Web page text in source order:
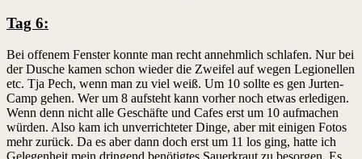
Tag 6:
Bei offenem Fenster konnte man recht annehmlich schlafen. Nur bei
der Dusche kamen schon wieder die Zweifel auf wegen Legionellen
etc. Tja Pech, wenn man zu viel weiß. Um 10 sollte es gen Jurten-
Camp gehen. Wer um 8 aufsteht kann vorher noch etwas erledigen.
Wenn denn nicht alle Geschäfte und Cafes erst um 10 aufmachen
würden. Also kam ich unverrichteter Dinge, aber mit einigen Fotos
mehr zurück. Da es aber dann doch erst um 11 los ging, hatte ich
Gelegenheit mein dringend benötigtes Sauerkraut zu besorgen. Es